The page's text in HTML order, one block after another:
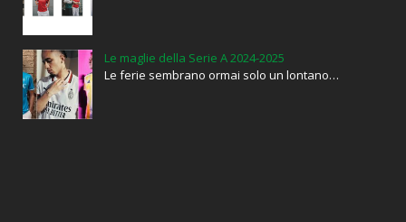
Le maglie della Serie A 2024-2025
Le ferie sembrano ormai solo un lontano…